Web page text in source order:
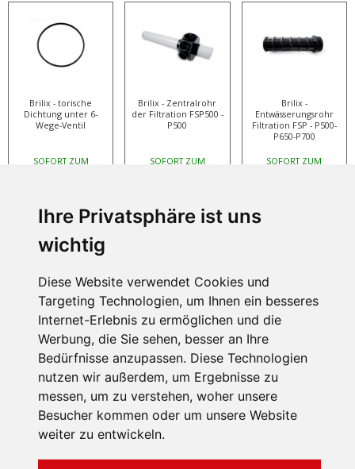
Ihre Privatsphäre ist uns
wichtig
Diese Website verwendet Cookies und
Targeting Technologien, um Ihnen ein besseres
Internet-Erlebnis zu ermöglichen und die
Werbung, die Sie sehen, besser an Ihre
Bedürfnisse anzupassen. Diese Technologien
nutzen wir außerdem, um Ergebnisse zu
messen, um zu verstehen, woher unsere
Besucher kommen oder um unsere Website
weiter zu entwickeln.
Brilix - torische
Dichtung unter 6-
Wege-Ventil
SOFORT ZUM
Brilix - Zentralrohr
der Filtration FSP500 -
P500
SOFORT ZUM
Brilix -
Entwässerungsrohr
Filtration FSP - P500-
P650-P700
SOFORT ZUM
Brilix - sechs-
wegeventil fur FSP
oder fur P TOP
SOFORT ZUM
VERSAND
95,99 EUR
Brilix - 6-Wege-Ventil -
seitlich
SOFORT ZUM
VERSAND
119 EUR
Brilix - Sandbehälter
für P500 und FSP500
AUF LAGER
249 EUR